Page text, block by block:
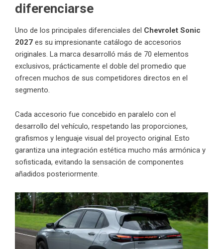
diferenciarse
Uno de los principales diferenciales del Chevrolet Sonic
2027 es su impresionante catálogo de accesorios
originales. La marca desarrolló más de 70 elementos
exclusivos, prácticamente el doble del promedio que
ofrecen muchos de sus competidores directos en el
segmento.
Cada accesorio fue concebido en paralelo con el
desarrollo del vehículo, respetando las proporciones,
grafismos y lenguaje visual del proyecto original. Esto
garantiza una integración estética mucho más armónica y
sofisticada, evitando la sensación de componentes
añadidos posteriormente.